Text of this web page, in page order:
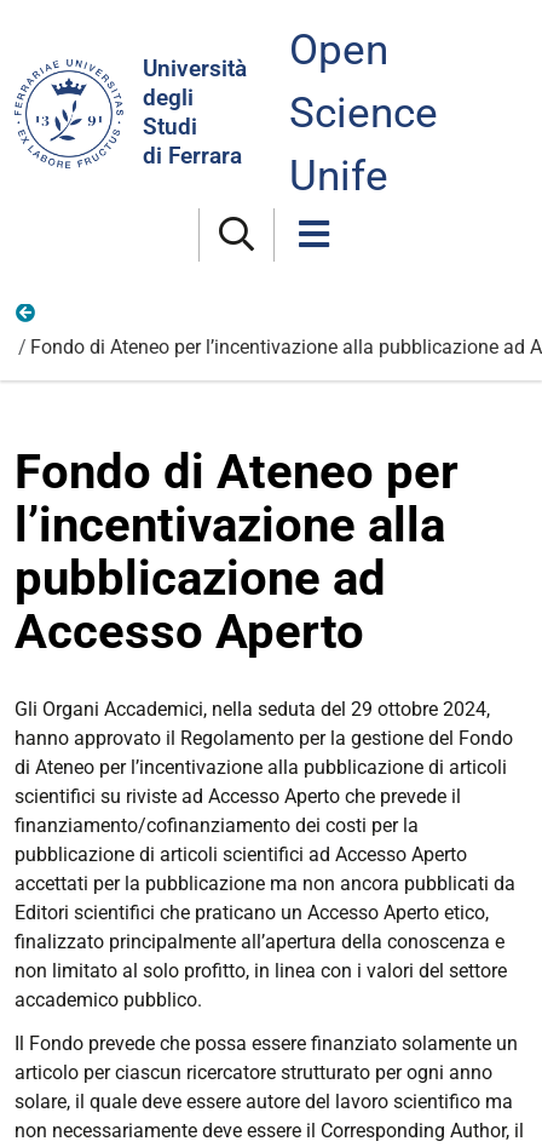
Università
degli
Studi
di Ferrara
Open
Science
Unife
nel
sito
Fondo di Ateneo per l’incentivazione alla pubblicazione ad
Fondo di Ateneo per
l’incentivazione alla
pubblicazione ad
Accesso Aperto
Gli Organi Accademici, nella seduta del 29 ottobre 2024,
hanno approvato il Regolamento per la gestione del Fondo
di Ateneo per l’incentivazione alla pubblicazione di articoli
scientifici su riviste ad Accesso Aperto che prevede il
finanziamento/cofinanziamento dei costi per la
pubblicazione di articoli scientifici ad Accesso Aperto
accettati per la pubblicazione ma non ancora pubblicati da
Editori scientifici che praticano un Accesso Aperto etico,
finalizzato principalmente all’apertura della conoscenza e
non limitato al solo profitto, in linea con i valori del settore
accademico pubblico.
Il Fondo prevede che possa essere finanziato solamente un
articolo per ciascun ricercatore strutturato per ogni anno
solare, il quale deve essere autore del lavoro scientifico ma
non necessariamente deve essere il Corresponding Author, il